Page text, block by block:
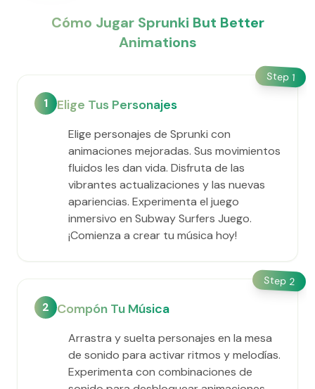
Cómo Jugar Sprunki But Better
Animations
Step 1
1 Elige Tus Personajes
Elige personajes de Sprunki con
animaciones mejoradas. Sus movimientos
fluidos les dan vida. Disfruta de las
vibrantes actualizaciones y las nuevas
apariencias. Experimenta el juego
inmersivo en Subway Surfers Juego.
¡Comienza a crear tu música hoy!
Step 2
2 Compón Tu Música
Arrastra y suelta personajes en la mesa
de sonido para activar ritmos y melodías.
Experimenta con combinaciones de